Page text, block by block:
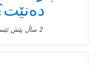
2 ساڵ پێش ئێستا